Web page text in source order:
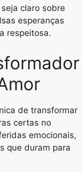
claro sobre
esperanças
respeitosa.
de transformar
certas no
emocionais,
que duram para